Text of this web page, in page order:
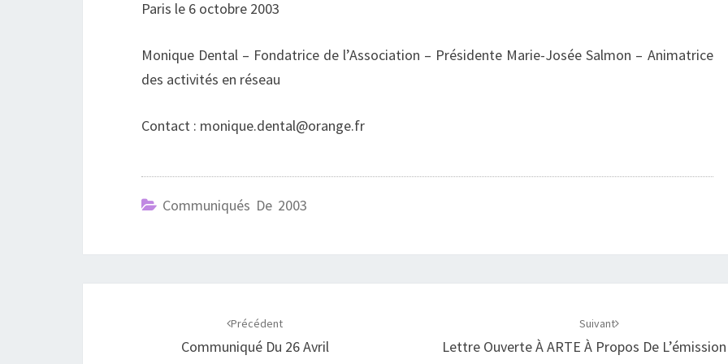
Paris le 6 octobre 2003
Monique Dental – Fondatrice de l’Association – Présidente Marie-Josée Salmon – Animatrice
des activités en réseau
Contact : monique.dental@orange.fr
Communiqués De 2003
Précédent
Communiqué Du 26 Avril
Suivant
Lettre Ouverte À ARTE À Propos De